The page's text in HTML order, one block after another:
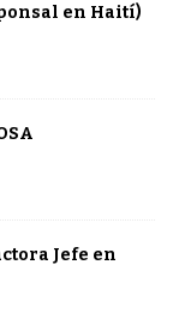
en Haití)
Jefe en